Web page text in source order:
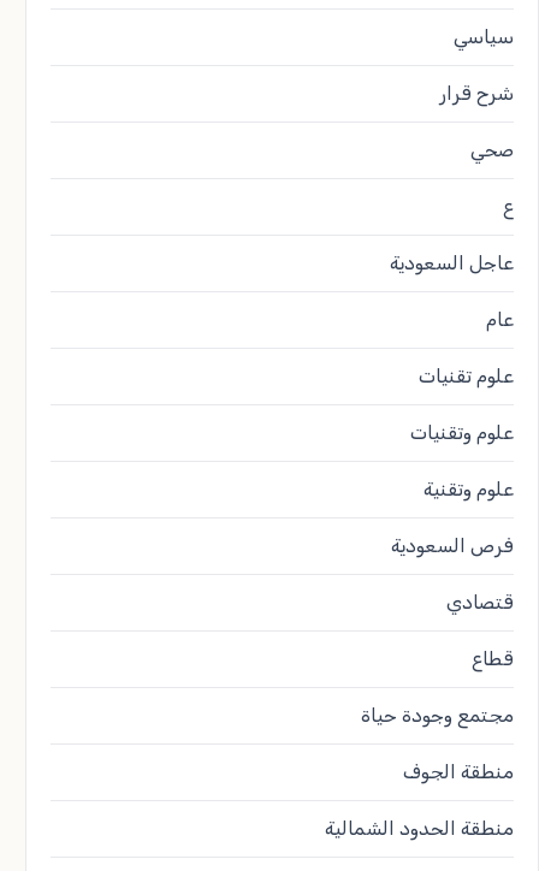
سياسي
شرح قرار
صحي
ع
عاجل السعودية
عام
علوم تقنيات
علوم وتقنيات
علوم وتقنية
فرص السعودية
قتصادي
قطاع
مجتمع وجودة حياة
منطقة الجوف
منطقة الحدود الشمالية